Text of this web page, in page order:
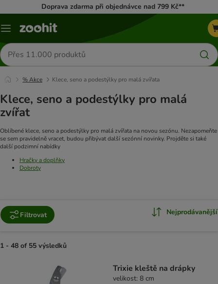
Doprava zdarma při objednávce nad 799 Kč**
Menu
Hledat
produkty
% Akce Klece, seno a podestýlky pro malá zvířata
Klece, seno a podestýlky pro malá
zvířat
Oblíbené klece, seno a podestýlky pro malá zvířata na novou sezónu. Nezapomeňte
se sem pravidelně vracet, budou přibývat další sezónní novinky. Projděte si také
další podzimní nabídky
Hračky a doplňky
Dobroty
Filtrovat Nejprodávanější
1 - 48 of 55 výsledků
Trixie kleště na drápky
velikost: 8 cm